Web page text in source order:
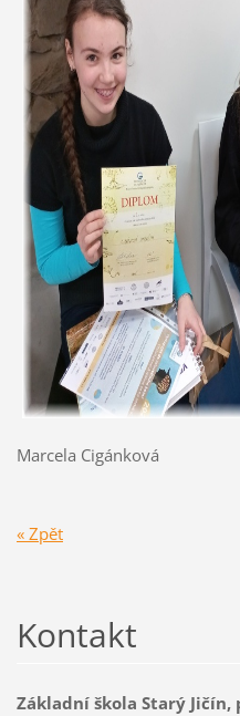
Marcela Cigánková
« Zpět
Kontakt
Základní škola Starý